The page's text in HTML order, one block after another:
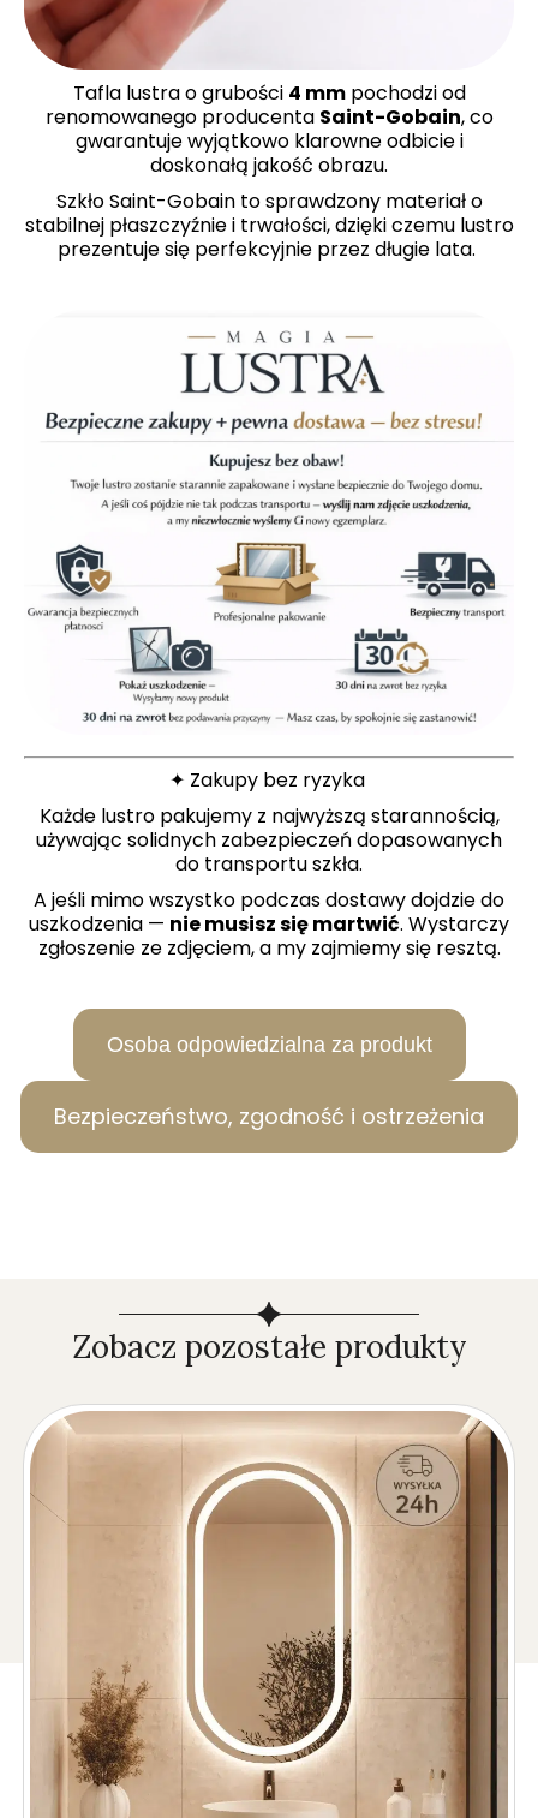
Tafla lustra o grubości 4 mmpochodzi od
renomowanego producenta Saint-Gobain, co
gwarantuje wyjątkowo klarowne odbicie i
doskonałą jakość obrazu.
Szkło Saint-Gobain to sprawdzony materiał o
stabilnej płaszczyźnie i trwałości, dzięki czemu lustro
prezentuje się perfekcyjnie przez długie lata.
✦ Zakupy bez ryzyka
Każde lustro pakujemy z najwyższą starannością,
używając solidnych zabezpieczeń dopasowanych
do transportu szkła.
A jeśli mimo wszystko podczas dostawy dojdzie do
uszkodzenia — nie musisz się martwić. Wystarczy
zgłoszenie ze zdjęciem, a my zajmiemy się resztą.
Osoba odpowiedzialna za produkt
Bezpieczeństwo, zgodność i ostrzeżenia
Zobacz pozostałe produkty